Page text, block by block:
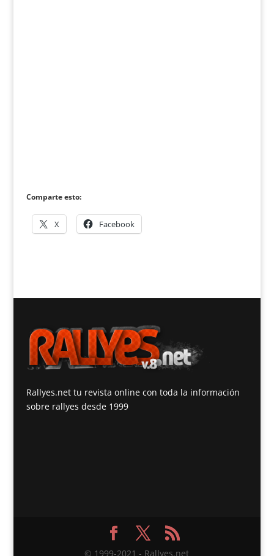
Comparte esto:
X Facebook
Rallyes.net tu revista online con toda la información
sobre rallyes desde 1999
© 1999-2021 - Rallyes.net